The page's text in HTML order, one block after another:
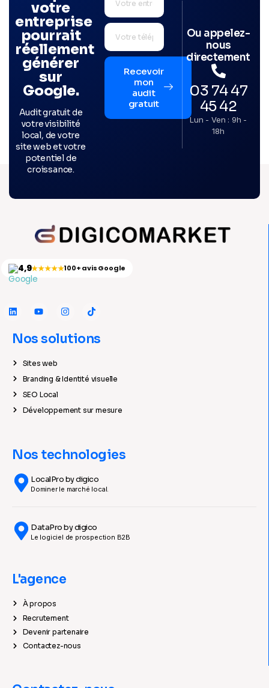
votre
entreprise
pourrait
réellement
générer
sur
Google.
Audit gratuit de
votre visibilité
local, de votre
site web et votre
potentiel de
croissance.
Recevoir
mon
audit
gratuit
Ou appelez-
nous
directement
03 74 47
45 42
Lun - Ven : 9h -
18h
4,9★★★★★100+ avis Google
Nos solutions
Sites web
Branding & Identité visuelle
SEO Local
Développement sur mesure
Nos technologies
LocalPro by digico
Dominer le marché local.
DataPro by digico
Le logiciel de prospection B2B
L'agence
À propos
Recrutement
Devenir partenaire
Contactez-nous